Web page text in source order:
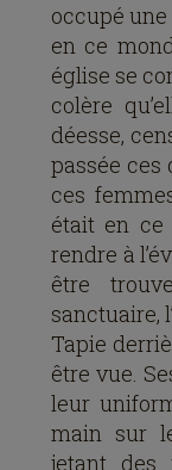
occupé
en ce
église se
colère
déesse,
passée ces
ces
était en ce
rendre à
être
sanctuaire,
Tapie
être vue.
leur
main sur
jetant des